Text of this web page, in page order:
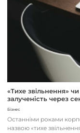
«Тихе звільнення»
залученість через
Бізнес
Останніми роками
назвою «тихе